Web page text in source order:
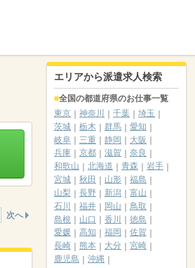
次へ
エリアから派遣求人検索
全国の都道府県のお仕事一覧
東京
神奈川 千葉
埼玉
茨城
栃木 群馬
愛知
岐阜
三重 静岡
大阪
兵庫
京都 滋賀
奈良
和歌山
北海道 青森
岩手
宮城
秋田 山形
福島
山梨
長野 新潟
富山
石川
福井 岡山
鳥取
島根
山口 香川
徳島
愛媛
高知 福岡
佐賀
長崎
熊本 大分
宮崎
鹿児島
沖縄